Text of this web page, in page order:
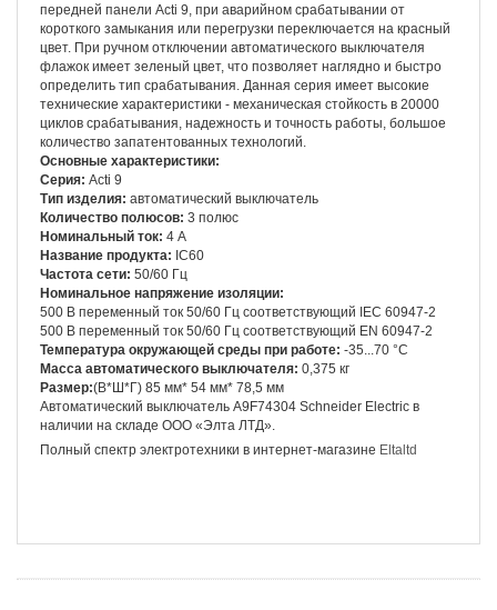
передней панели Acti 9, при аварийном срабатывании от
короткого замыкания или перегрузки переключается на красный
цвет. При ручном отключении автоматического выключателя
флажок имеет зеленый цвет, что позволяет наглядно и быстро
определить тип срабатывания. Данная серия имеет высокие
технические характеристики - механическая стойкость в 20000
циклов срабатывания, надежность и точность работы, большое
количество запатентованных технологий.
Основные характеристики:
Серия: Acti 9
Тип изделия: автоматический выключатель
Количество полюсов: 3 полюс
Номинальный ток: 4 А
Название продукта: IC60
Частота сети: 50/60 Гц
Номинальное напряжение изоляции:
500 В переменный ток 50/60 Гц соответствующий IEC 60947-2
500 В переменный ток 50/60 Гц соответствующий EN 60947-2
Температура окружающей среды при работе: -35...70 °C
Масса автоматического выключателя: 0,375 кг
Размер:(В*Ш*Г) 85 мм* 54 мм* 78,5 мм
Автоматический выключатель A9F74304 Schneider Electric в
наличии на складе ООО «Элта ЛТД».
Полный спектр электротехники в интернет-магазине Eltaltd